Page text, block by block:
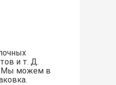
и т. Д.
можем в